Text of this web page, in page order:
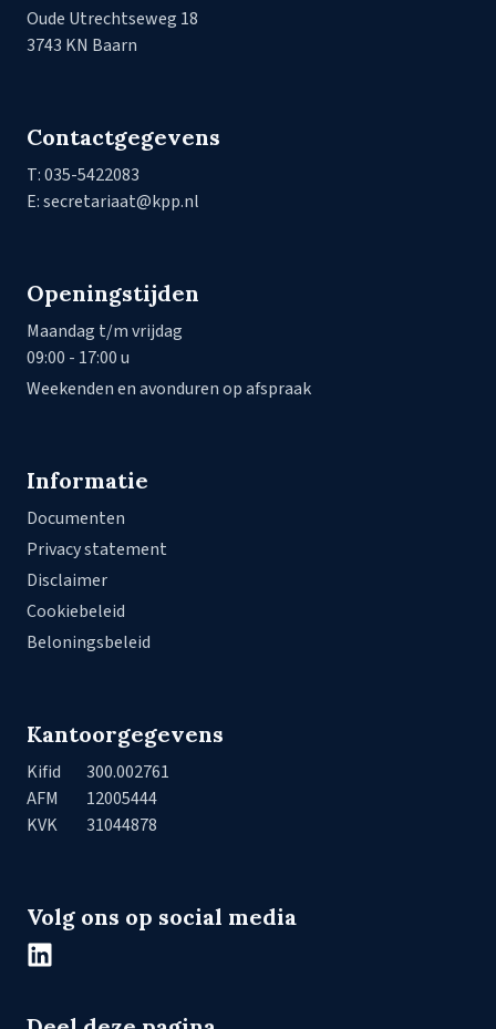
Oude Utrechtseweg 18
3743 KN Baarn
Contactgegevens
T: 035-5422083
E: secretariaat@kpp.nl
Openingstijden
Maandag t/m vrijdag
09:00 - 17:00 u
Weekenden en avonduren op afspraak
Informatie
Documenten
Privacy statement
Disclaimer
Cookiebeleid
Beloningsbeleid
Kantoorgegevens
Kifid
300.002761
AFM
12005444
KVK
31044878
Volg ons op social media